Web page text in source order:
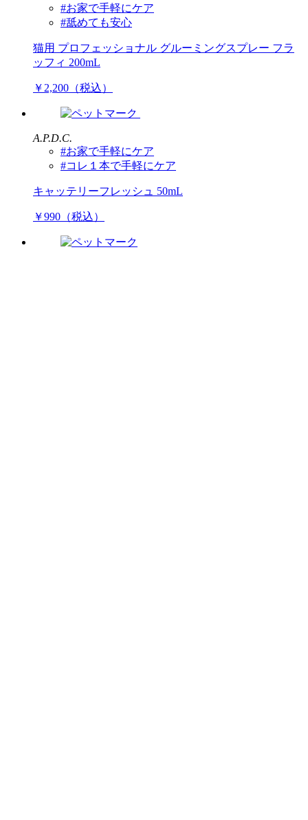
#お家で手軽にケア
#舐めても安心
猫用 プロフェッショナル グルーミングスプレー フラ
ッフィ 200mL
￥2,200（税込）
A.P.D.C.
#お家で手軽にケア
#コレ１本で手軽にケア
キャッテリーフレッシュ 50mL
￥990（税込）